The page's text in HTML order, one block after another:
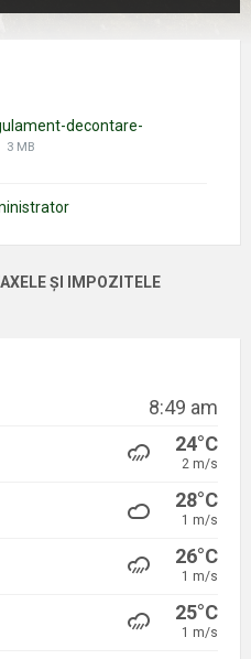
decontare-
Mărimea
3 MB
ȘI IMPOZITELE
8:49 am
24°C
2 m/s
28°C
1 m/s
26°C
1 m/s
25°C
1 m/s